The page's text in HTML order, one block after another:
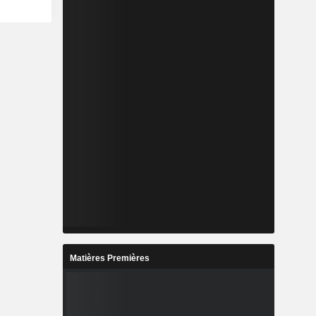
Matières Premières